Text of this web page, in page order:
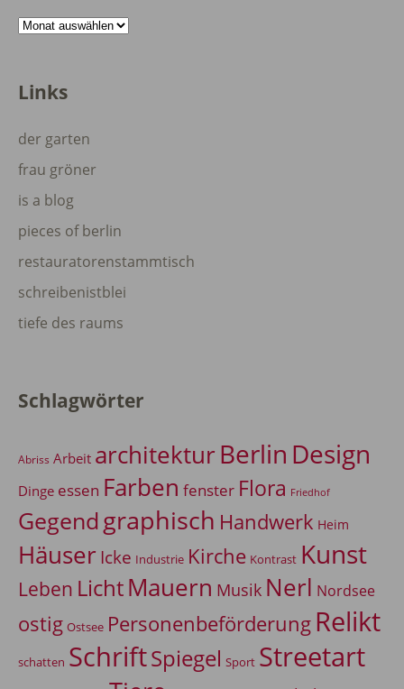
Archiv
Links
der garten
frau gröner
is a blog
pieces of berlin
restauratorenstammtisch
schreibenistblei
tiefe des raums
Schlagwörter
Abriss Arbeit architekturBerlin Design
Dinge essen Farben fenster Flora Friedhof
Gegendgraphisch Handwerk Heim
Häuser Icke Industrie Kirche Kontrast Kunst
Leben LichtMauern Musik Nerl Nordsee
ostig Ostsee Personenbeförderung Relikt
schatten SchriftSpiegel Sport Streetart